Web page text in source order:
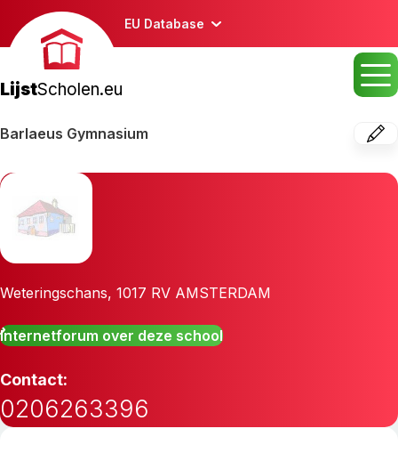
EU Database
LijstScholen.eu
Barlaeus Gymnasium
Weteringschans, 1017 RV AMSTERDAM
Internetforum over deze school
Contact:
0206263396